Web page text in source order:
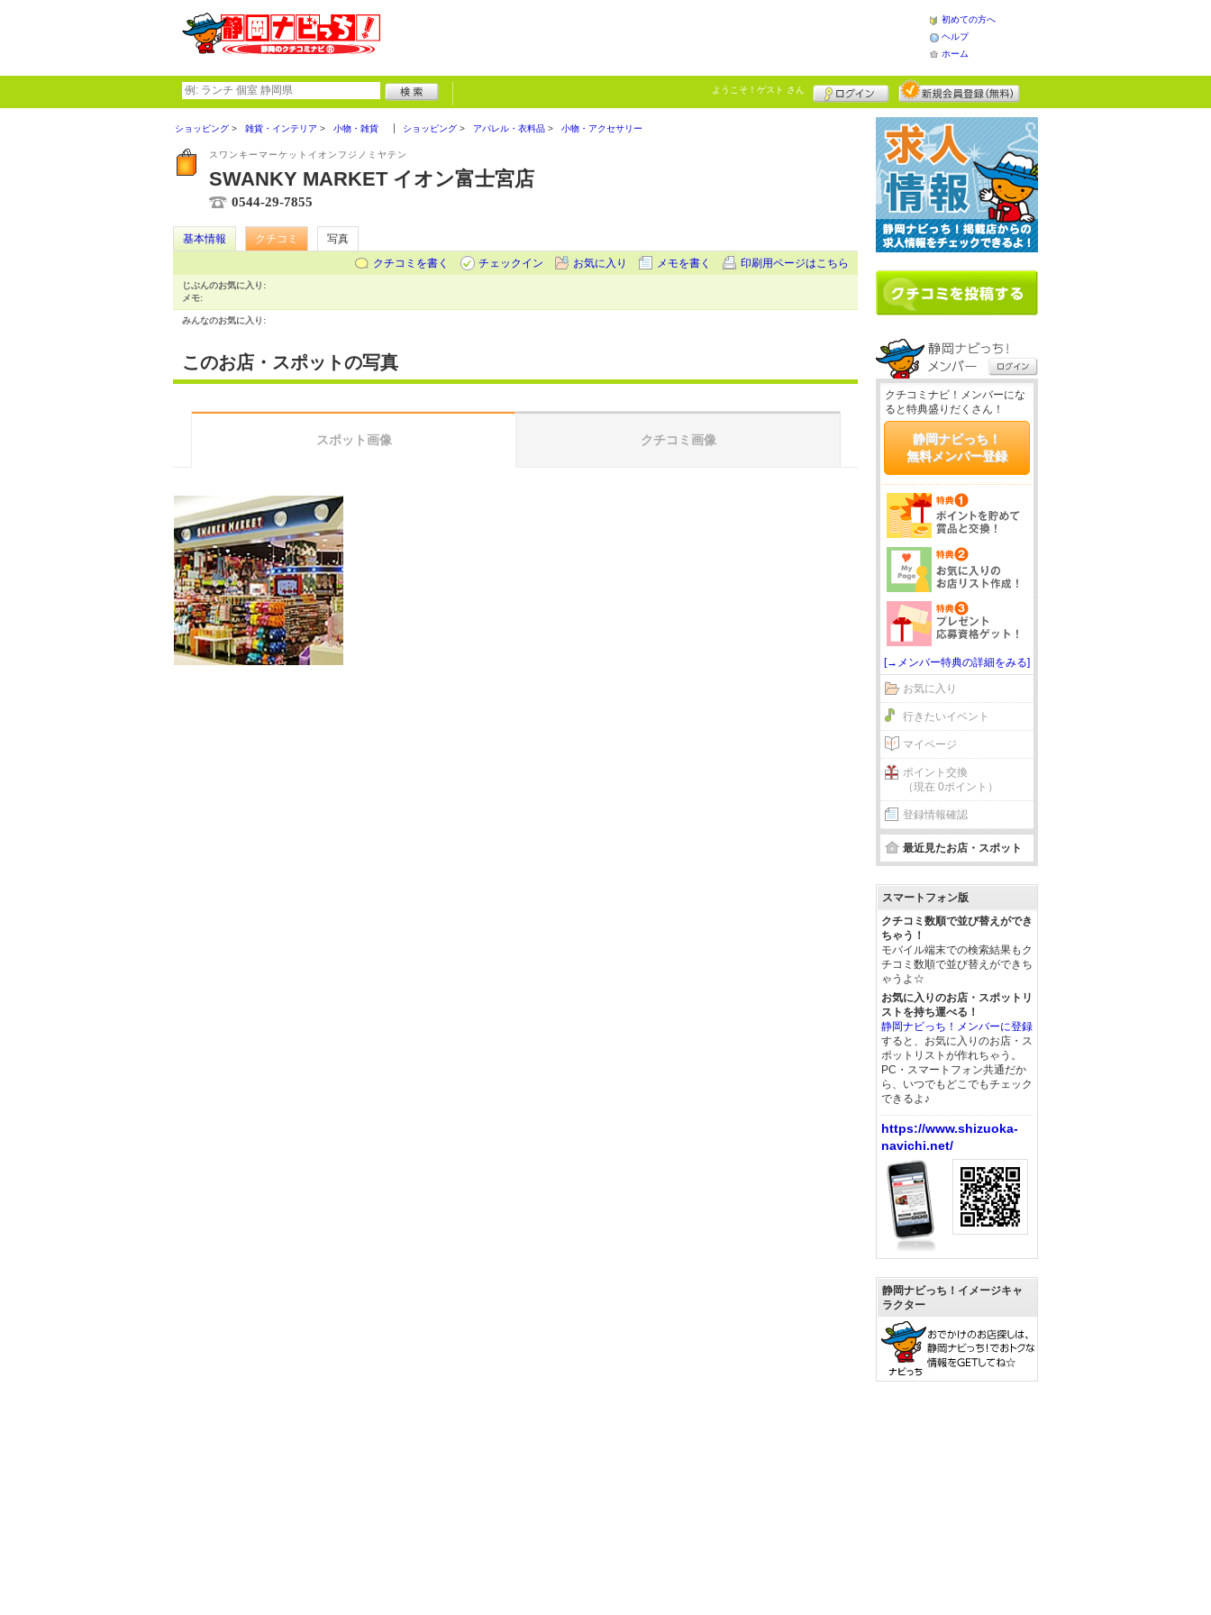
初めての方へ
ヘルプ
ホーム
ようこそ！ ゲスト さん
ショッピング 雑貨・インテリア 小物・雑貨 ショッピング アパレル・衣料品 小物・アクセサリー
スワンキーマーケットイオンフジノミヤテン
SWANKY MARKET イオン富士宮店
0544-29-7855
基本情報 クチコミ
写真
クチコミを書く
チェックイン お気に入り メモを書く 印刷用ページはこちら
じぶんのお気に入り:
メモ:
みんなのお気に入り:
このお店・スポットの写真
スポット画像 クチコミ画像
クチコミナビ！メンバーにな
ると特典盛りだくさん！
静岡ナビっち！
無料メンバー登録
[→メンバー特典の詳細をみる]
お気に入り
行きたいイベント
マイページ
ポイント交換
（現在 0ポイント）
登録情報確認
最近見たお店・スポット
スマートフォン版
クチコミ数順で並び替えができ
ちゃう！
モバイル端末での検索結果もク
チコミ数順で並び替えができち
ゃうよ☆
お気に入りのお店・スポットリ
ストを持ち運べる！
静岡ナビっち！メンバーに登録
すると、お気に入りのお店・ス
ポットリストが作れちゃう。
PC・スマートフォン共通だか
ら、いつでもどこでもチェック
できるよ♪
https://www.shizuoka-
navichi.net/
静岡ナビっち！イメージキャ
ラクター